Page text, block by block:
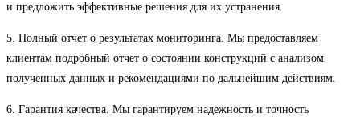
и предложить эффективные решения для их устранения.
5. Полный отчет о результатах мониторинга. Мы предоставляем
клиентам подробный отчет о состоянии конструкций с анализом
полученных данных и рекомендациями по дальнейшим действиям.
6. Гарантия качества. Мы гарантируем надежность и точность